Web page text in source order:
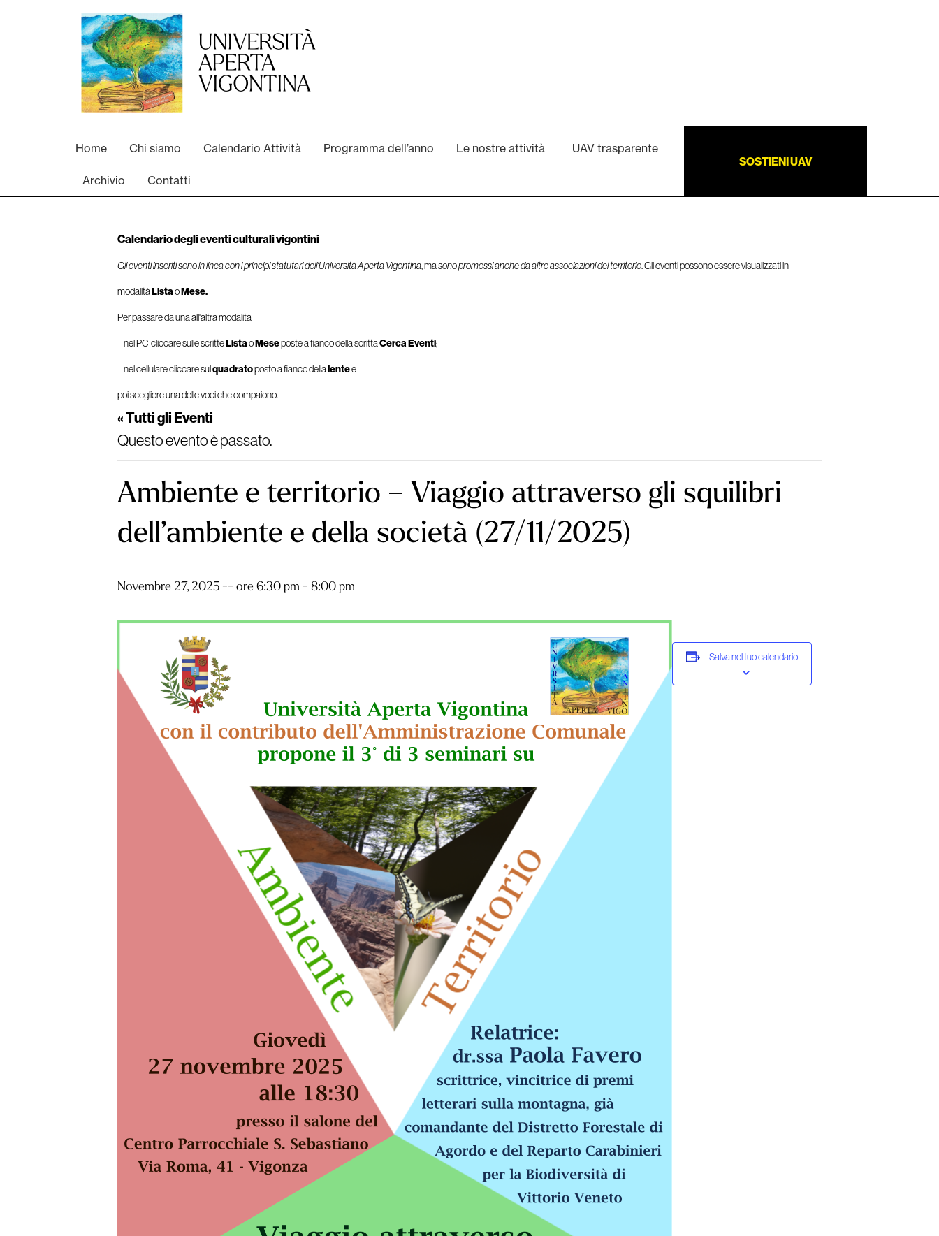
Home Chi siamo Calendario Attività Programma dell’anno Le nostre attività UAV trasparente
Archivio Contatti
SOSTIENI UAV
Calendario degli eventi culturali vigontini
Gli eventi inseriti sono in linea con i principi statutari dell'Università Aperta Vigontina, masono promossi anche da altre associazioni del territorio. Gli eventi possono essere visualizzati in
modalitàListaoMese.
Per passare da una all'altra modalità
– nel PC cliccare sulle scritteListaoMeseposte a fianco della scrittaCerca Eventi;
– nel cellulare cliccare sulquadratoposto a fianco dellalentee
poi scegliere una delle voci che compaiono.
« Tutti gli Eventi
Questo evento è passato.
Ambiente e territorio – Viaggio attraverso gli squilibri
dell’ambiente e della società (27/11/2025)
Novembre 27, 2025 -- ore 6:30 pm - 8:00 pm
Salva nel tuo calendario